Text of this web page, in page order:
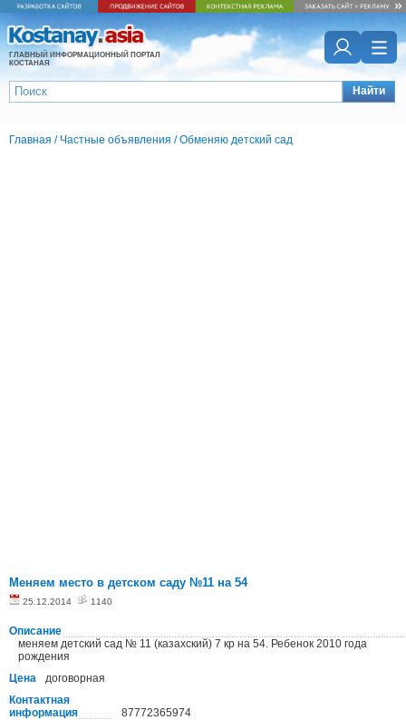
ГЛАВНЫЙ ИНФОРМАЦИОННЫЙ ПОРТАЛ
КОСТАНАЯ
Найти
Главная / Частные объявления /Обменяю детский сад
Меняем место в детском саду №11 на 54
25.12.2014 1140
Описание
меняем детский сад № 11 (казахский) 7 кр на 54. Ребенок 2010 года
рождения
Цена
договорная
Контактная
информация
87772365974